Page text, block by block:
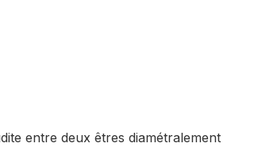
entre deux êtres diamétralement